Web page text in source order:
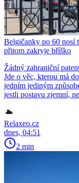
Belgičanky po 60 nosí
přitom zakryje bříško
Žádný zahraniční
Jde o věc, kterou má
jedním jediným
jestli postavu zjemní,
Relaxeo.cz
dnes, 04:51
2 min